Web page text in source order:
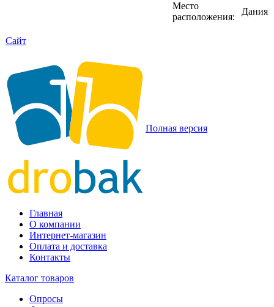
Место
расположения:
Дания
Сайт
Полная версия
Главная
О компании
Интернет-магазин
Оплата и доставка
Контакты
Каталог товаров
Опросы